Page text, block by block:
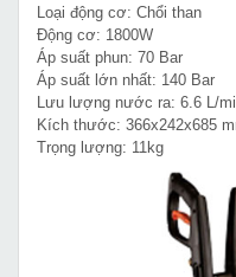
Loại động cơ: Chổi than
Động cơ: 1800W
Áp suất phun: 70 Bar
Áp suất lớn nhất: 140 Bar
Lưu lượng nước ra: 6.6 L/
Kích thước: 366x242x685
Trọng lượng: 11kg